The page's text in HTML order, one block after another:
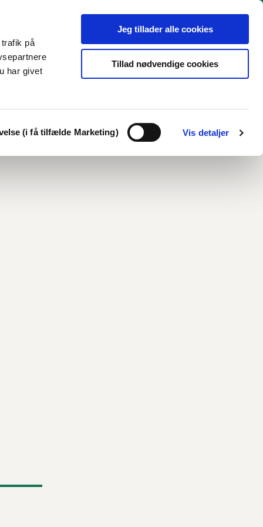
på
har givet
(i få tilfælde Marketing) Vis detaljer
Jeg tillader alle cookies
Tillad nødvendige cookies
18-29 år Kontakt
Print Del